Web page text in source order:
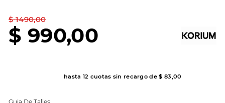
$ 1490,00
$ 990,00
hasta 12 cuotas sin recargo de$ 83,00